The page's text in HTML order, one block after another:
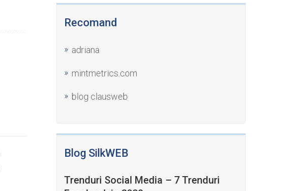
Recomand
adriana
mintmetrics.com
blog clausweb
Blog SilkWEB
Trenduri Social Media – 7 Trenduri